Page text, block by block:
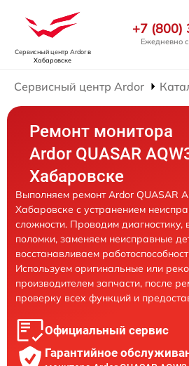
Сервисный центр Ardorв
Хабаровске
+7 (800)
Ежедневно
Сервисный центр Ardor
Ремонт монитора
Ardor QUASAR
Хабаровске
Выполняем ремонт Ardor QUASAR
Хабаровске с устранением
сложности. Проводим
поломки, заменяем неисправные
восстанавливаем
Используем оригинальные или
производителем запчасти, после
проверку всех функций и
Официальный сервис
Гарантийное